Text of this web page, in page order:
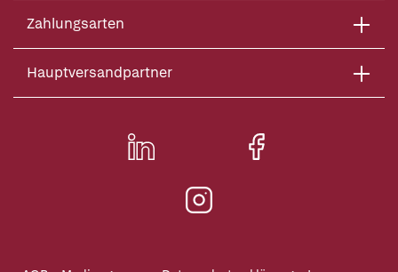
Zahlungsarten
Hauptversandpartner